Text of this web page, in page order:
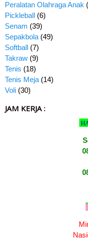
Peralatan Olahraga Anak
Pickleball (6)
Senam (39)
Sepakbola (49)
Softball (7)
Takraw (9)
Tenis (18)
Tenis Meja (14)
Voli (30)
JAM KERJA :